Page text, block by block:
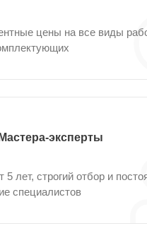
цены на все виды
Мастера-эксперты
5 лет, строгий отбор и
специалистов